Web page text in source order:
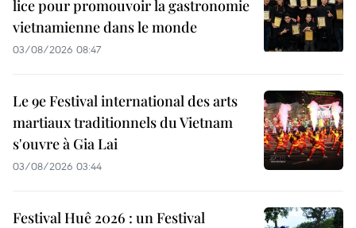
lice pour promouvoir la gastronomie
vietnamienne dans le monde
03/08/2026 08:47
Le 9e Festival international des arts
martiaux traditionnels du Vietnam
s'ouvre à Gia Lai
03/08/2026 03:44
Festival Huê 2026 : un Festival